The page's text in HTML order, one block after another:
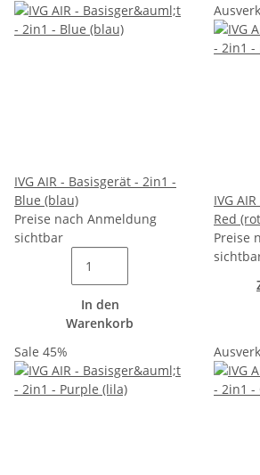
IVG AIR - Basisgerät - 2in1 -
Blue (blau)
Preise nach Anmeldung
sichtbar
In den
Warenkorb
IVG
Red
Preise
Sale 45%